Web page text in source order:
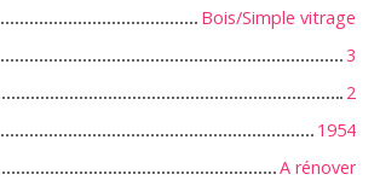
Bois/Simple vitrage
3
2
1954
A rénover